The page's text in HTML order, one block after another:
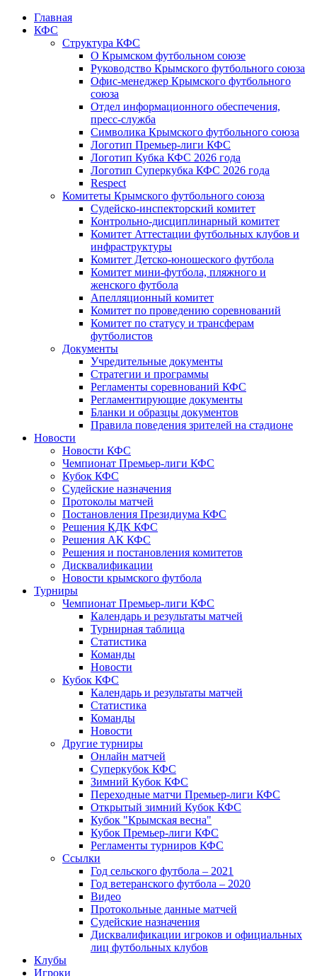
Главная
КФС
Структура КФС
О Крымском футбольном союзе
Руководство Крымского футбольного союза
Офис-менеджер Крымского футбольного
союза
Отдел информационного обеспечения,
пресс-служба
Символика Крымского футбольного союза
Логотип Премьер-лиги КФС
Логотип Кубка КФС 2026 года
Логотип Суперкубка КФС 2026 года
Respect
Комитеты Крымского футбольного союза
Судейско-инспекторский комитет
Контрольно-дисциплинарный комитет
Комитет Аттестации футбольных клубов и
инфраструктуры
Комитет Детско-юношеского футбола
Комитет мини-футбола, пляжного и
женского футбола
Апелляционный комитет
Комитет по проведению соревнований
Комитет по статусу и трансферам
футболистов
Документы
Учредительные документы
Стратегии и программы
Регламенты соревнований КФС
Регламентирующие документы
Бланки и образцы документов
Правила поведения зрителей на стадионе
Новости
Новости КФС
Чемпионат Премьер-лиги КФС
Кубок КФС
Судейские назначения
Протоколы матчей
Постановления Президиума КФС
Решения КДК КФС
Решения АК КФС
Решения и постановления комитетов
Дисквалификации
Новости крымского футбола
Турниры
Чемпионат Премьер-лиги КФС
Календарь и результаты матчей
Турнирная таблица
Статистика
Команды
Новости
Кубок КФС
Календарь и результаты матчей
Статистика
Команды
Новости
Другие турниры
Онлайн матчей
Суперкубок КФС
Зимний Кубок КФС
Переходные матчи Премьер-лиги КФС
Открытый зимний Кубок КФС
Кубок "Крымская весна"
Кубок Премьер-лиги КФС
Регламенты турниров КФС
Ссылки
Год сельского футбола – 2021
Год ветеранского футбола – 2020
Видео
Протокольные данные матчей
Судейские назначения
Дисквалификации игроков и официальных
лиц футбольных клубов
Клубы
Игроки